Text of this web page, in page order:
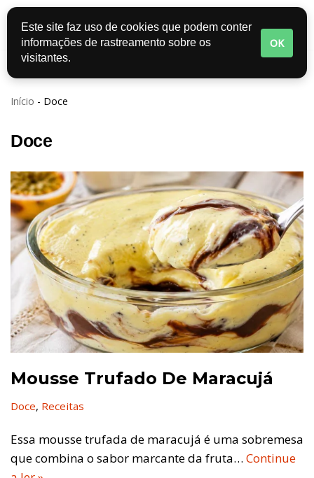
Pular
para
o
conteúdo
Início - Doce
Doce
Mousse Trufado De Maracujá
Doce, Receitas
Essa mousse trufada de maracujá é uma sobremesa
que combina o sabor marcante da fruta… Continue
Este site faz uso de cookies que podem conter
informações de rastreamento sobre os
visitantes.
OK